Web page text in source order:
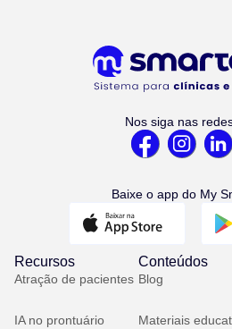
Nos siga nas
Baixe o app do My
Recursos
Atração de pacientes
IA no prontuário
Conteúdos
Blog
Materiais